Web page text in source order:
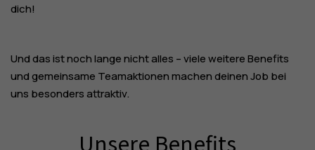
dich!
Und das ist noch lange nicht alles – viele weitere Benefits
und gemeinsame Teamaktionen machen deinen Job bei
uns besonders attraktiv.
Unsere Benefits